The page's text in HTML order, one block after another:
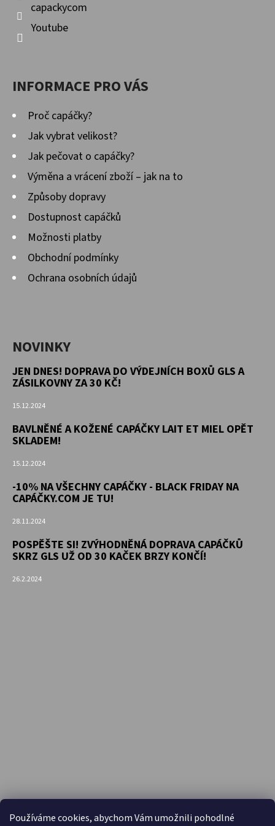
Používáme cookies, abychom Vám umožnili pohodlné
capackycom
Youtube
INFORMACE PRO VÁS
Proč capáčky?
Jak vybrat velikost?
Jak pečovat o capáčky?
Výměna a vrácení zboží – jak na to
Způsoby dopravy
Dostupnost capáčků
Možnosti platby
Obchodní podmínky
Ochrana osobních údajů
NOVINKY
JEN DNES! DOPRAVA DO VÝDEJNÍCH BOXŮ GLS A
ZÁSILKOVNY ZA 30 KČ!
15.12.2024
BAVLNĚNÉ A KOŽENÉ CAPÁČKY LAIT ET MIEL OPĚT
SKLADEM!
15.12.2024
-10% NA VŠECHNY CAPÁČKY - BLACK FRIDAY NA
CAPÁČKY.COM JE TU!
28.11.2024
POSPĚŠTE SI! ZVÝHODNĚNÁ DOPRAVA CAPÁČKŮ
SKRZ GLS UŽ OD 30 KAČEK BRZY KONČÍ!
26.2.2024
PŘIJÍMÁME ONLINE PLATBY